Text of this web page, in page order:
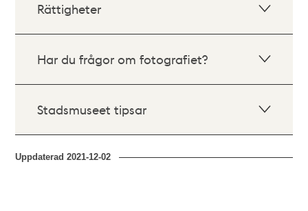
Rättigheter
Har du frågor om fotografiet?
Stadsmuseet tipsar
Uppdaterad2021-12-02